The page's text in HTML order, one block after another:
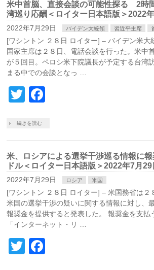
米中首脳、直接会談の可能性探る 2時
湾巡り応酬＜ロイター日本語版＞2022
2022年7月29日 バイデン大統領 習近平主席
[ワシントン ２８日 ロイター] – バイデン米大
国家主席は２８日、電話会談を行った。米中
が５回目。ペロシ米下院議長が予定する台湾
まる中での会談となっ …
Twitter
続きを読む
米、ロシアによる選挙干渉巡る情報に
ドル＜ロイター日本語版＞2022年7月
2022年7月29日 ロシア 米国
[ワシントン ２８日 ロイター] – 米国務省は２
米国の選挙干渉の疑いに関する情報に対し、
報奨金を提供すると発表した。 報奨金を支払
「インターネット・リ …
Twitter